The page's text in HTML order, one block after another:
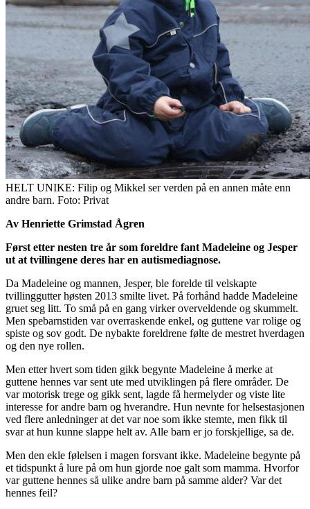
HELT UNIKE: Filip og Mikkel ser verden på en annen måte enn
andre barn. Foto: Privat
Av Henriette Grimstad Ågren
Først etter nesten tre år som foreldre fant Madeleine og Jesper
ut at tvillingene deres har en autismediagnose.
Da Madeleine og mannen, Jesper, ble forelde til velskapte
tvillinggutter høsten 2013 smilte livet. På forhånd hadde Madeleine
gruet seg litt. To små på en gang virker overveldende og skummelt.
Men spebarnstiden var overraskende enkel, og guttene var rolige og
spiste og sov godt. De nybakte foreldrene følte de mestret hverdagen
og den nye rollen.
Men etter hvert som tiden gikk begynte Madeleine å merke at
guttene hennes var sent ute med utviklingen på flere områder. De
var motorisk trege og gikk sent, lagde få hermelyder og viste lite
interesse for andre barn og hverandre. Hun nevnte for helsestasjonen
ved flere anledninger at det var noe som ikke stemte, men fikk til
svar at hun kunne slappe helt av. Alle barn er jo forskjellige, sa de.
Men den ekle følelsen i magen forsvant ikke. Madeleine begynte på
et tidspunkt å lure på om hun gjorde noe galt som mamma. Hvorfor
var guttene hennes så ulike andre barn på samme alder? Var det
hennes feil?